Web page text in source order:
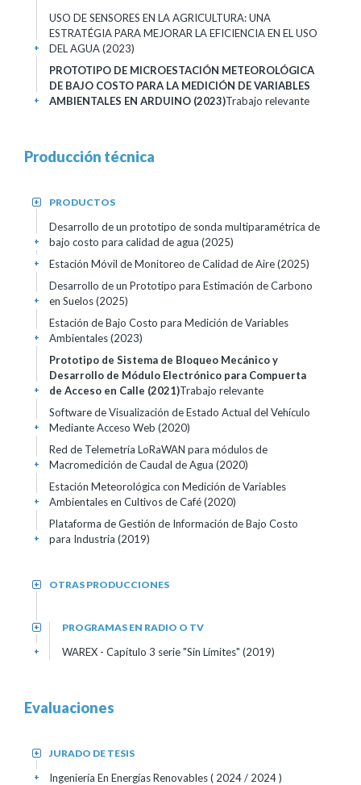
USO DE SENSORES EN LA AGRICULTURA: UNA
ESTRATÉGIA PARA MEJORAR LA EFICIENCIA EN EL USO
DEL AGUA (2023)
+
PROTOTIPO DE MICROESTACIÓN METEOROLÓGICA
DE BAJO COSTO PARA LA MEDICIÓN DE VARIABLES
AMBIENTALES EN ARDUINO (2023)Trabajo relevante
+
Producción técnica
PRODUCTOS
+
Desarrollo de un prototipo de sonda multiparamétrica de
bajo costo para calidad de agua (2025)
+
Estación Móvil de Monitoreo de Calidad de Aire (2025)
+
Desarrollo de un Prototipo para Estimación de Carbono
en Suelos (2025)
+
Estación de Bajo Costo para Medición de Variables
Ambientales (2023)
+
Prototipo de Sistema de Bloqueo Mecánico y
Desarrollo de Módulo Electrónico para Compuerta
de Acceso en Calle (2021)Trabajo relevante
+
Software de Visualización de Estado Actual del Vehículo
Mediante Acceso Web (2020)
+
Red de Telemetría LoRaWAN para módulos de
Macromedición de Caudal de Agua (2020)
+
Estación Meteorológica con Medición de Variables
Ambientales en Cultivos de Café (2020)
+
Plataforma de Gestión de Información de Bajo Costo
para Industria (2019)
+
OTRAS PRODUCCIONES
+
PROGRAMAS EN RADIO O TV
+
WAREX - Capítulo 3 serie "Sin Límites" (2019)
+
Evaluaciones
JURADO DE TESIS
+
Ingeniería En Energías Renovables( 2024 / 2024 )
+